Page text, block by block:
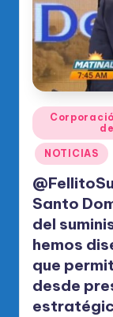
Publicado
en
NOTICIAS
Santo
del
hemos
que
desde